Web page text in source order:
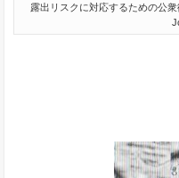
露出リスクに対応するための公